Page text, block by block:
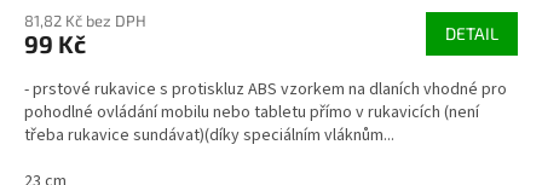
81,82 Kč bez DPH
99 Kč DETAIL
- prstové rukavice s protiskluz ABS vzorkem na dlaních vhodné pro
pohodlné ovládání mobilu nebo tabletu přímo v rukavicích (není
třeba rukavice sundávat)(díky speciálním vláknům...